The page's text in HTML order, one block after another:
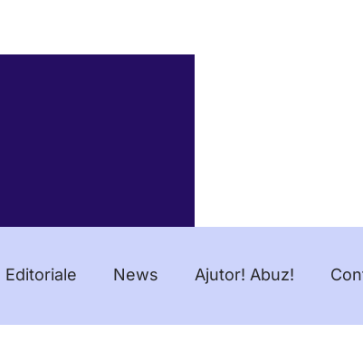
Editoriale News Ajutor! Abuz!